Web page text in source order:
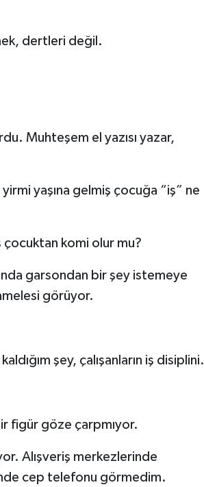
dertleri değil.
Muhteşem el yazısı yazar,
yaşına gelmiş çocuğa “iş” ne
komi olur mu?
garsondan bir şey istemeye
görüyor.
şey, çalışanların iş disiplini.
figür göze çarpmıyor.
Alışveriş merkezlerinde
cep telefonu görmedim.